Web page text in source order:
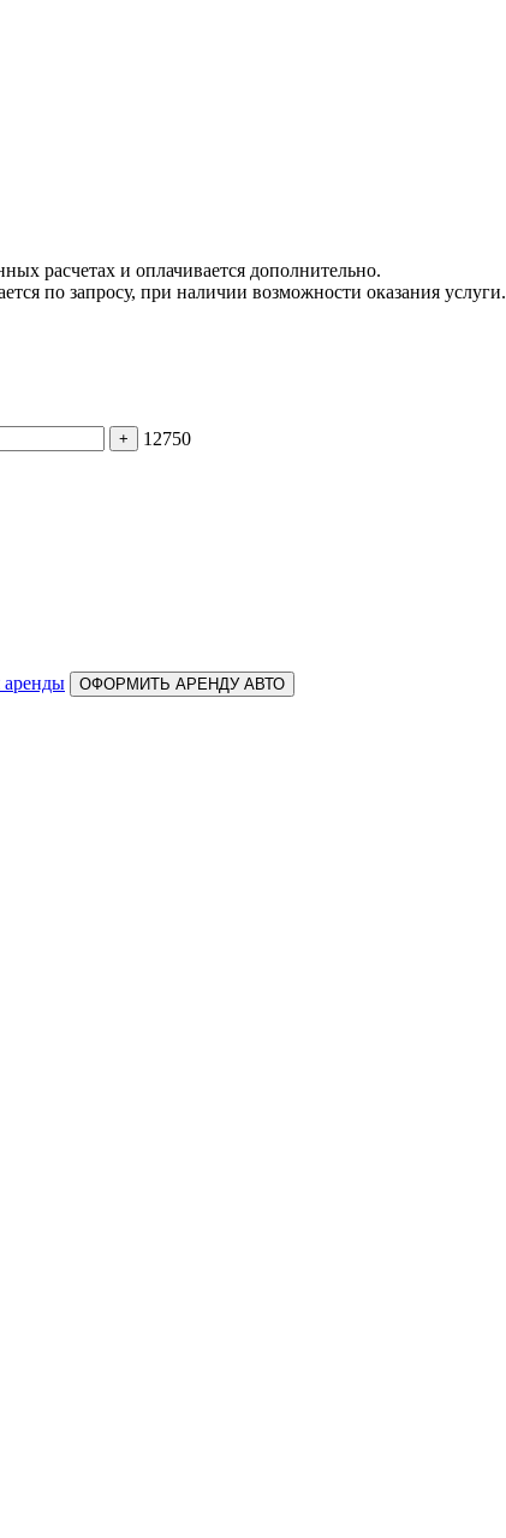
расчетах и оплачивается дополнительно.
по запросу, при наличии возможности оказания услуги.
+ 12750
аренды ОФОРМИТЬ АРЕНДУ АВТО